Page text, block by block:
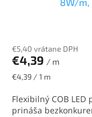
8W/
€5,40 vrátane DPH
€4,39 / m
Jednotková
€4,39 / 1 m
Flexibilný COB
prináša